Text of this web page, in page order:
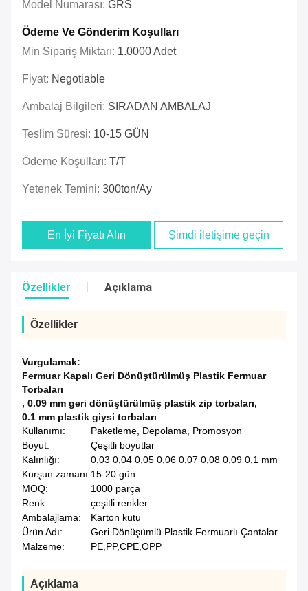
Model Numarası: GRS
Ödeme Ve Gönderim Koşulları
Min Sipariş Miktarı: 1.0000 Adet
Fiyat: Negotiable
Ambalaj Bilgileri: SIRADAN AMBALAJ
Teslim Süresi: 10-15 GÜN
Ödeme Koşulları: T/T
Yetenek Temini: 300ton/Ay
En İyi Fiyatı Alın Şimdi iletişime geçin
Özellikler Açıklama
Özellikler
Vurgulamak:
Fermuar Kapalı Geri Dönüştürülmüş Plastik Fermuar
Torbaları
, 0.09 mm geri dönüştürülmüş plastik zip torbaları,
0.1 mm plastik giysi torbaları
Kullanımı:
Paketleme, Depolama, Promosyon
Boyut:
Çeşitli boyutlar
Kalınlığı:
0,03 0,04 0,05 0,06 0,07 0,08 0,09 0,1 mm
Kurşun zamanı:15-20 gün
MOQ:
1000 parça
Renk:
çeşitli renkler
Ambalajlama:
Karton kutu
Ürün Adı:
Geri Dönüşümlü Plastik Fermuarlı Çantalar
Malzeme:
PE,PP,CPE,OPP
Açıklama